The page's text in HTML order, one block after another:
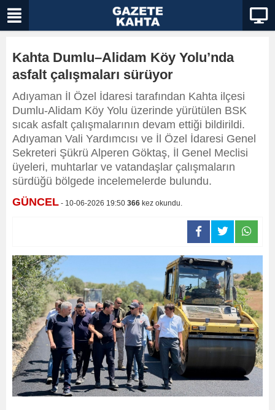
Kahta Dumlu–Alidam Köy Yolu’nda
asfalt çalışmaları sürüyor
Adıyaman İl Özel İdaresi tarafından Kahta ilçesi
Dumlu-Alidam Köy Yolu üzerinde yürütülen BSK
sıcak asfalt çalışmalarının devam ettiği bildirildi.
Adıyaman Vali Yardımcısı ve İl Özel İdaresi Genel
Sekreteri Şükrü Alperen Göktaş, İl Genel Meclisi
üyeleri, muhtarlar ve vatandaşlar çalışmaların
sürdüğü bölgede incelemelerde bulundu.
GÜNCEL - 10-06-2026 19:50 366 kez okundu.